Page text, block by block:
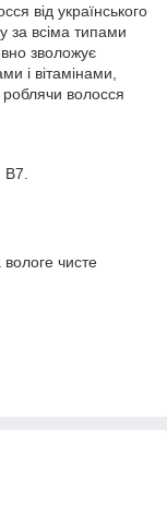
від українського
за всіма типами
зволожує
і вітамінами,
волосся
вологе чисте